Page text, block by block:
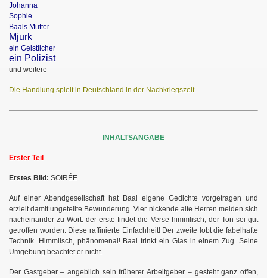
Johanna
Sophie
Baals Mutter
Mjurk
ein Geistlicher
ein Polizist
und weitere
Die Handlung spielt in Deutschland in der Nachkriegszeit.
INHALTSANGABE
Erster Teil
Erstes Bild: SOIRÉE
Auf einer Abendgesellschaft hat Baal eigene Gedichte vorgetragen und
erzielt damit ungeteilte Bewunderung. Vier nickende alte Herren melden sich
nacheinander zu Wort: der erste findet die Verse himmlisch; der Ton sei gut
getroffen worden. Diese raffinierte Einfachheit! Der zweite lobt die fabelhafte
Technik. Himmlisch, phänomenal! Baal trinkt ein Glas in einem Zug. Seine
Umgebung beachtet er nicht.
Der Gastgeber – angeblich sein früherer Arbeitgeber – gesteht ganz offen,